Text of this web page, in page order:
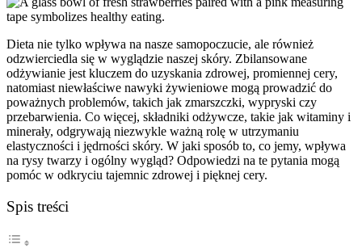
Dieta nie tylko wpływa na nasze samopoczucie, ale również
odzwierciedla się w wyglądzie naszej skóry. Zbilansowane
odżywianie jest kluczem do uzyskania zdrowej, promiennej cery,
natomiast niewłaściwe nawyki żywieniowe mogą prowadzić do
poważnych problemów, takich jak zmarszczki, wypryski czy
przebarwienia. Co więcej, składniki odżywcze, takie jak witaminy i
minerały, odgrywają niezwykle ważną rolę w utrzymaniu
elastyczności i jędrności skóry. W jaki sposób to, co jemy, wpływa
na rysy twarzy i ogólny wygląd? Odpowiedzi na te pytania mogą
pomóc w odkryciu tajemnic zdrowej i pięknej cery.
Spis treści